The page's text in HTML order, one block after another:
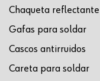
Chaqueta reflectante
Gafas para soldar
Cascos antirruidos
Careta para soldar